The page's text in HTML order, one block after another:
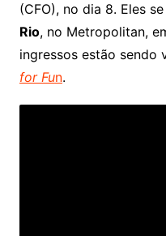
(CFO), no dia 8. Eles
Rio, no Metropolitan,
ingressos estão sendo
for Fun.